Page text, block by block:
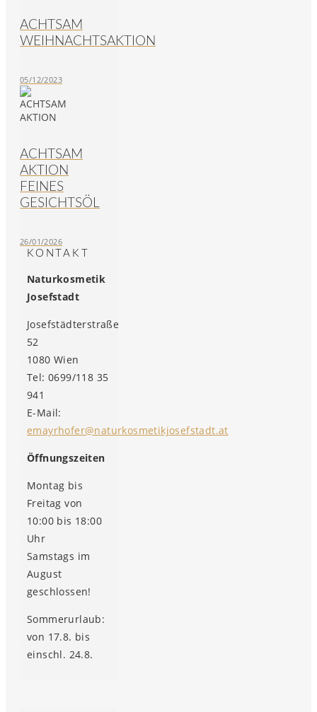
ACHTSAM
WEIHNACHTSAKTION
05/12/2023
ACHTSAM
AKTION
FEINES
GESICHTSÖL
26/01/2026
KONTAKT
Naturkosmetik
Josefstadt
Josefstädterstraße
52
1080 Wien
Tel: 0699/118 35
941
E-Mail:
emayrhofer@naturkosmetikjosefstadt.at
Öffnungszeiten
Montag bis
Freitag von
10:00 bis 18:00
Uhr
Samstags im
August
geschlossen!
Sommerurlaub:
von 17.8. bis
einschl. 24.8.